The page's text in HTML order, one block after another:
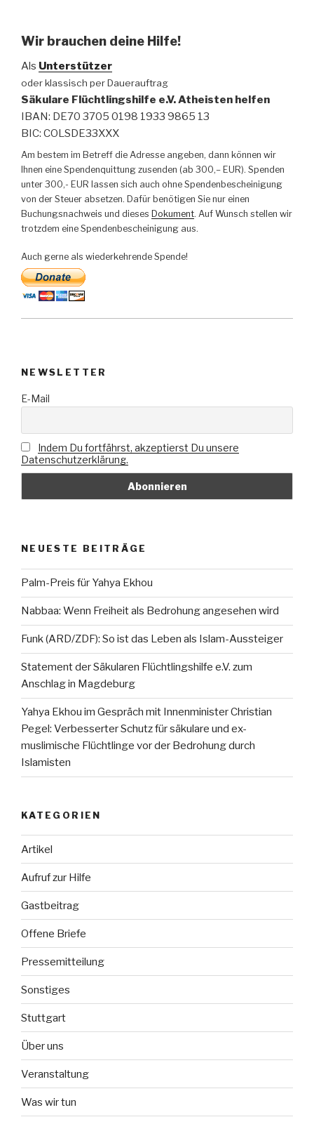
Wir brauchen deine Hilfe!
Als Unterstützer
oder klassisch per Dauerauftrag
Säkulare Flüchtlingshilfe e.V. Atheisten helfen
IBAN: DE70 3705 0198 1933 9865 13
BIC: COLSDE33XXX
Am bestem im Betreff die Adresse angeben, dann können wir
Ihnen eine Spendenquittung zusenden (ab 300,– EUR). Spenden
unter 300,- EUR lassen sich auch ohne Spendenbescheinigung
von der Steuer absetzen. Dafür benötigen Sie nur einen
Buchungsnachweis und dieses Dokument. Auf Wunsch stellen wir
trotzdem eine Spendenbescheinigung aus.
Auch gerne als wiederkehrende Spende!
NEWSLETTER
E-Mail
Indem Du fortfährst, akzeptierst Du unsere
Datenschutzerklärung.
NEUESTE BEITRÄGE
Palm-Preis für Yahya Ekhou
Nabbaa: Wenn Freiheit als Bedrohung angesehen wird
Funk (ARD/ZDF): So ist das Leben als Islam-Aussteiger
Statement der Säkularen Flüchtlingshilfe e.V. zum
Anschlag in Magdeburg
Yahya Ekhou im Gespräch mit Innenminister Christian
Pegel: Verbesserter Schutz für säkulare und ex-
muslimische Flüchtlinge vor der Bedrohung durch
Islamisten
KATEGORIEN
Artikel
Aufruf zur Hilfe
Gastbeitrag
Offene Briefe
Pressemitteilung
Sonstiges
Stuttgart
Über uns
Veranstaltung
Was wir tun